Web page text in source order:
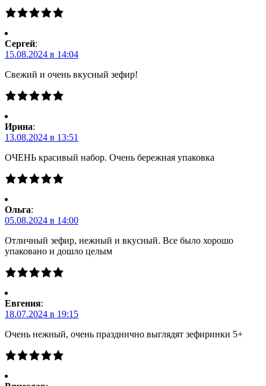
Сергей:
15.08.2024 в 14:04
Свежий и очень вкусный зефир!
Ирина:
13.08.2024 в 13:51
ОЧЕНЬ красивый набор. Очень бережная упаковка
Ольга:
05.08.2024 в 14:00
Отличный зефир, нежный и вкусный. Все было хорошо
упаковано и дошло целым
Евгения:
18.07.2024 в 19:15
Очень нежный, очень празднично выглядят зефиринки 5+